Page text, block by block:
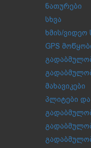
ნათურები
სხვა
ხმის/ვიდეო
GPS
მახავიკები
პლიტები